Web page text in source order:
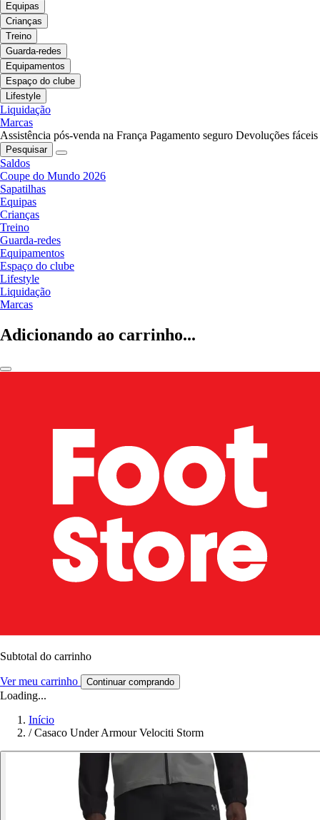
Equipas
Crianças
Treino
Guarda-redes
Equipamentos
Espaço do clube
Lifestyle
Liquidação
Marcas
Assistência pós-venda na França Pagamento seguro Devoluções fáceis
Pesquisar
Saldos
Coupe do Mundo 2026
Sapatilhas
Equipas
Crianças
Treino
Guarda-redes
Equipamentos
Espaço do clube
Lifestyle
Liquidação
Marcas
Adicionando ao carrinho...
Subtotal do carrinho
Ver meu carrinho Continuar comprando
Loading...
Início
/ Casaco Under Armour Velociti Storm